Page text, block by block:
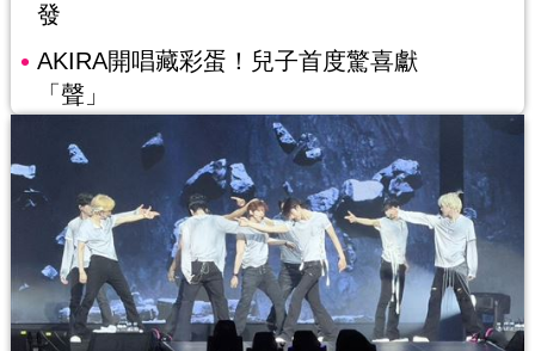
發
AKIRA開唱藏彩蛋！兒子首度驚喜獻
「聲」